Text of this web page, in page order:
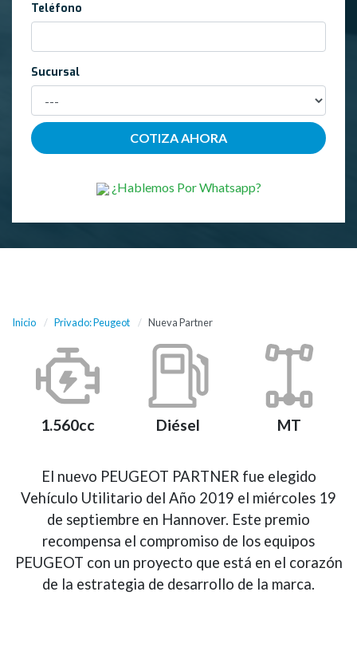
Teléfono
Sucursal
¿Hablemos Por Whatsapp?
Inicio Privado: Peugeot Nueva Partner
1.560cc Diésel MT
El nuevo PEUGEOT PARTNER fue elegido
Vehículo Utilitario del Año 2019 el miércoles 19
de septiembre en Hannover. Este premio
recompensa el compromiso de los equipos
PEUGEOT con un proyecto que está en el corazón
de la estrategia de desarrollo de la marca.